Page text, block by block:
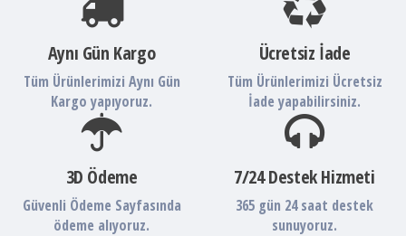
Aynı Gün Kargo
Tüm Ürünlerimizi Aynı Gün
Kargo yapıyoruz.
Ücretsiz İade
Tüm Ürünlerimizi Ücretsiz
İade yapabilirsiniz.
3D Ödeme
Güvenli Ödeme Sayfasında
ödeme alıyoruz.
7/24 Destek Hizmeti
365 gün 24 saat destek
sunuyoruz.